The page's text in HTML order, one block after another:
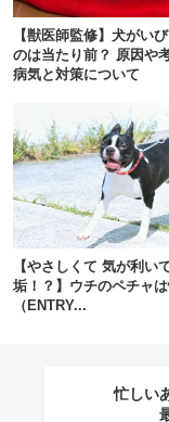
【獣医師監修】犬がい
のは当たり前？ 原因や
病気と対策について
【やさしくて 気が利い
垢！？】ウチのペチャ
（ENTRY...
忙しい
いぬ部を